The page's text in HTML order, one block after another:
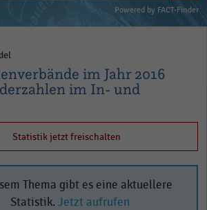
Powered by FACT-Finder
im Jahr 2016
im In- und
Statistik jetzt freischalten
Thema gibt es eine aktuellere
Statistik. Jetzt aufrufen